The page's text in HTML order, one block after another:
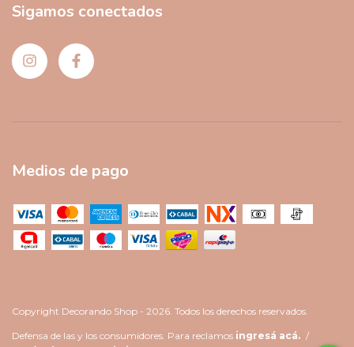
Sigamos conectados
Medios de pago
Copyright Decorando Shop - 2026. Todos los derechos reservados.
Defensa de las y los consumidores. Para reclamos ingresá acá. /